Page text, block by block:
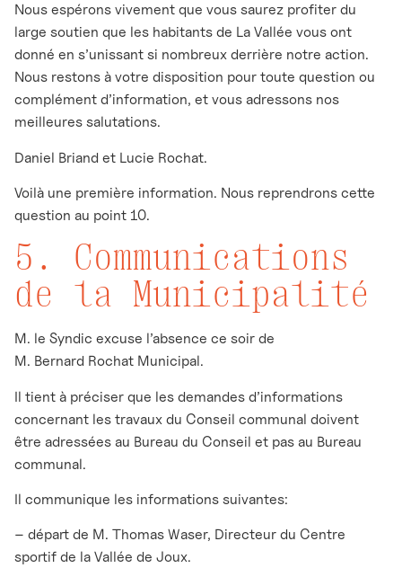
Nous espérons vivement que vous saurez profiter du
large soutien que les habitants de La Vallée vous ont
donné en s’unissant si nombreux derrière notre action.
Nous restons à votre disposition pour toute question ou
complément d’information, et vous adressons nos
meilleures salutations.
Daniel Briand et Lucie Rochat.
Voilà une première information. Nous reprendrons cette
question au point 10.
5. Communications
de la Municipalité
M. le Syndic excuse l’absence ce soir de
M. Bernard Rochat Municipal.
Il tient à préciser que les demandes d’informations
concernant les travaux du Conseil communal doivent
être adressées au Bureau du Conseil et pas au Bureau
communal.
Il communique les informations suivantes:
– départ de M. Thomas Waser, Directeur du Centre
sportif de la Vallée de Joux.